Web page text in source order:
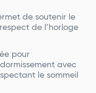
de soutenir le
de l’horloge
pour
avec
le sommeil